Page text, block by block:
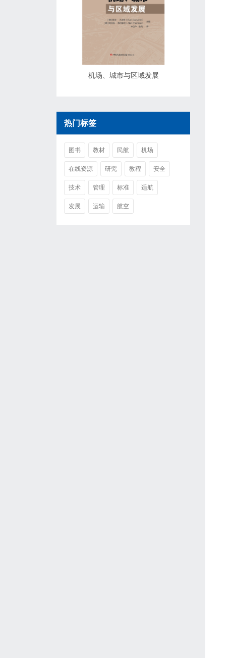
机场、城市与区域发展
热门标签
图书 教材 民航 机场
在线资源 研究 教程 安全
技术 管理 标准 适航
发展 运输 航空